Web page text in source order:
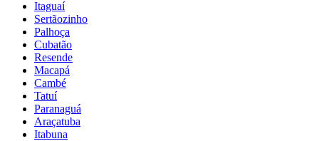
Itaguaí
Sertãozinho
Palhoça
Cubatão
Resende
Macapá
Cambé
Tatuí
Paranaguá
Araçatuba
Itabuna